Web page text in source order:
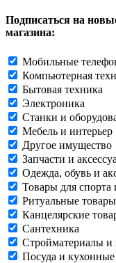
Подписаться на
магазина:
Мобильные
Компьютерная
Бытовая техника
Электроника
Станки и
Мебель и интерьер
Другое имущество
Запчасти и
Одежда, обувь и
Товары для спорта
Ритуальные товары
Канцелярские
Сантехника
Стройматериалы и
Посуда и